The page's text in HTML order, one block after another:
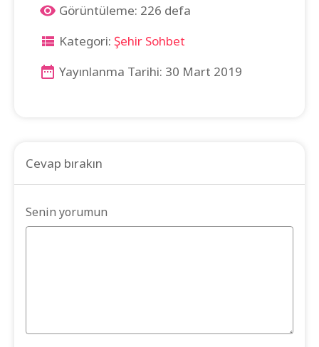
Görüntüleme: 226 defa
Kategori: Şehir Sohbet
Yayınlanma Tarihi: 30 Mart 2019
Cevap bırakın
Senin yorumun